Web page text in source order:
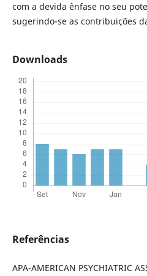
com a devida ênfase no seu
sugerindo-se as contribuições
Downloads
Referências
APA-AMERICAN PSYCHIATRIC